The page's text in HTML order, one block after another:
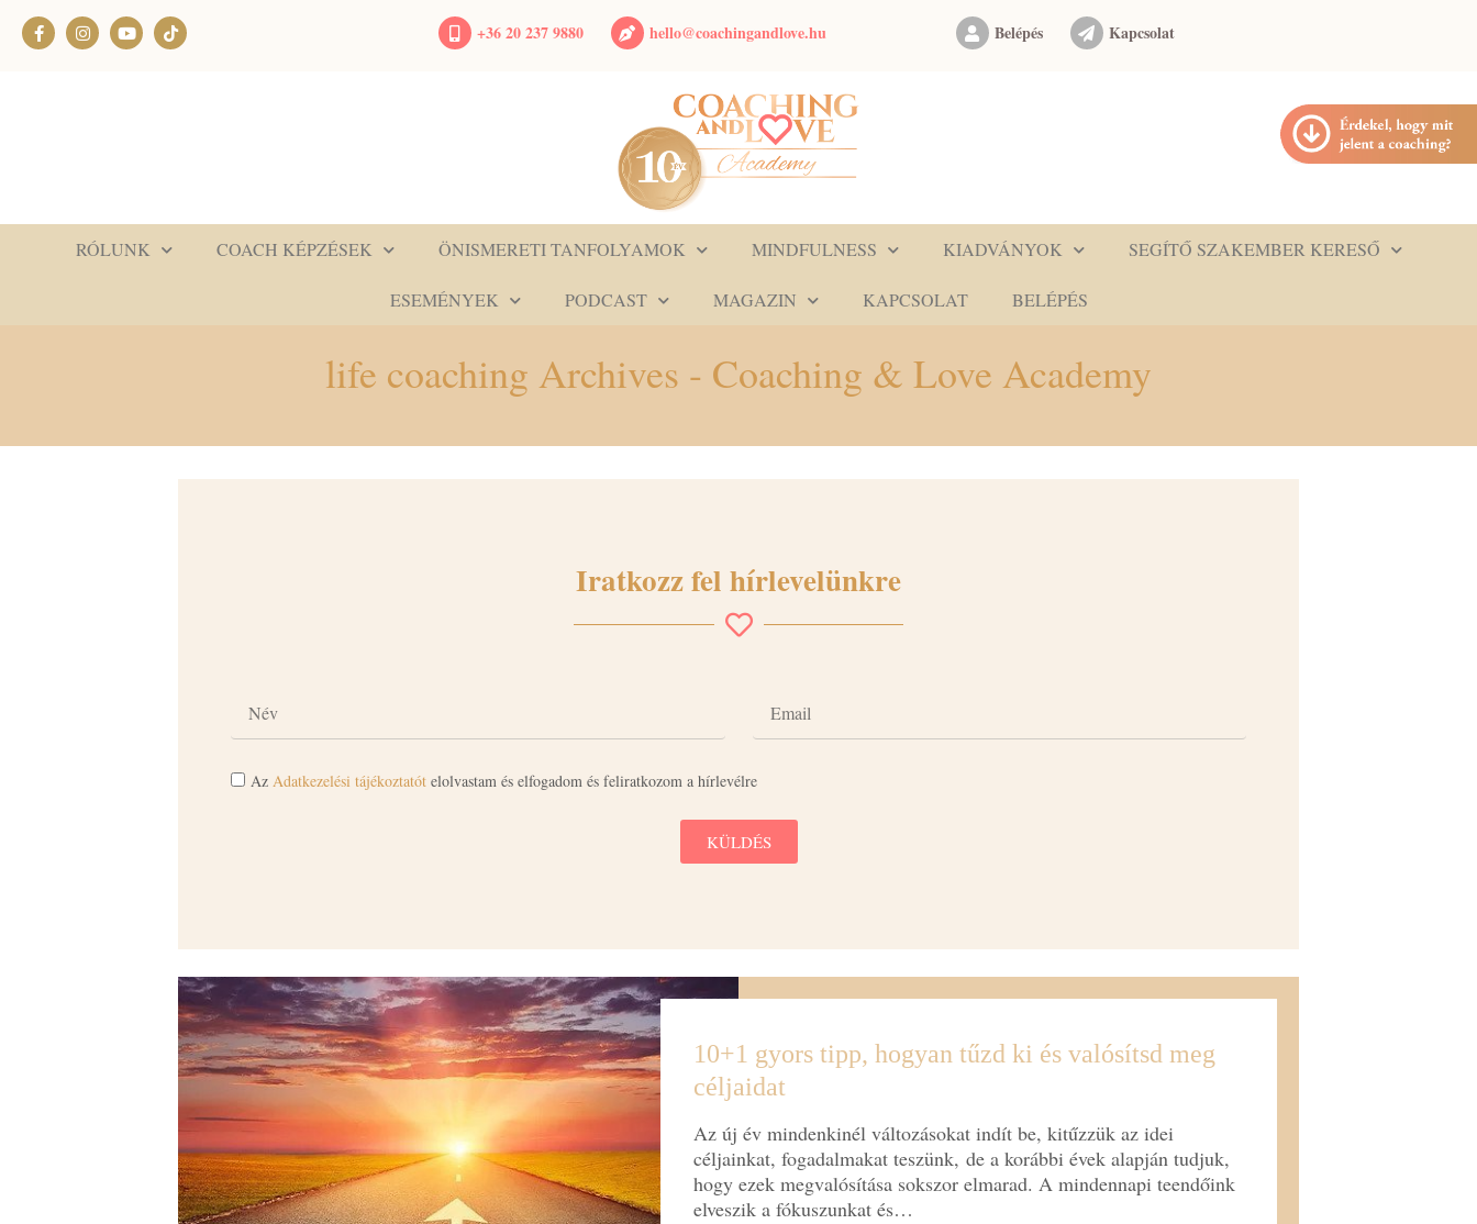
+36 20 237 9880 hello@coachingandlove.hu Belépés Kapcsolat
RÓLUNK COACH KÉPZÉSEK ÖNISMERETI TANFOLYAMOK MINDFULNESS KIADVÁNYOK SEGÍTŐ SZAKEMBER KERESŐ
ESEMÉNYEK PODCAST MAGAZIN KAPCSOLAT BELÉPÉS
life coaching Archives - Coaching & Love Academy
Iratkozz fel hírlevelünkre
Az Adatkezelési tájékoztatótelolvastam és elfogadom és feliratkozom a hírlevélre
KÜLDÉS
10+1 gyors tipp, hogyan tűzd ki és valósítsd meg
céljaidat
Az új év mindenkinél változásokat indít be, kitűzzük az idei
céljainkat, fogadalmakat teszünk, de a korábbi évek alapján tudjuk,
hogy ezek megvalósítása sokszor elmarad. A mindennapi teendőink
elveszik a fókuszunkat és…